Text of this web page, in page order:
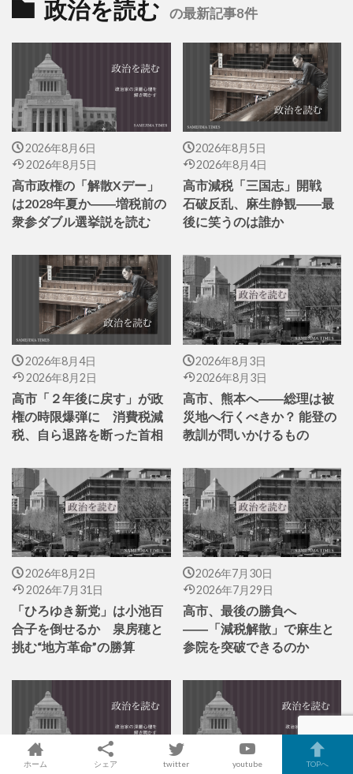
政治を読む の最新記事8件
2026年8月6日
2026年8月5日
高市政権の「解散Xデー」
は2028年夏か――増税前の
衆参ダブル選挙説を読む
2026年8月5日
2026年8月4日
高市減税「三国志」開戦
石破反乱、麻生静観――最
後に笑うのは誰か
2026年8月4日
2026年8月2日
高市「２年後に戻す」が政
権の時限爆弾に 消費税減
税、自ら退路を断った首相
2026年8月3日
2026年8月3日
高市、熊本へ――総理は被
災地へ行くべきか？ 能登の
教訓が問いかけるもの
2026年8月2日
2026年7月31日
「ひろゆき新党」は小池百
合子を倒せるか 泉房穂と
挑む“地方革命”の勝算
2026年7月30日
2026年7月29日
高市、最後の勝負へ
――「減税解散」で麻生と
参院を突破できるのか
ホーム シェア twitter youtube TOPへ